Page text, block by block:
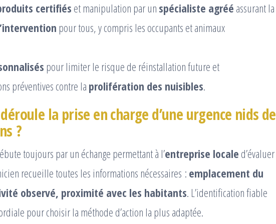
certifiéset manipulation par un spécialiste agréé assurant la
pour tous, y compris les occupants et animaux
pour limiter le risque de réinstallation future et
préventives contre la prolifération des nuisibles.
la prise en charge d’une urgence nids de
?
toujours par un échange permettant à l’entreprise locale d’évaluer
recueille toutes les informations nécessaires : emplacement du
observé, proximité avec les habitants. L’identification fiable
pour choisir la méthode d’action la plus adaptée.